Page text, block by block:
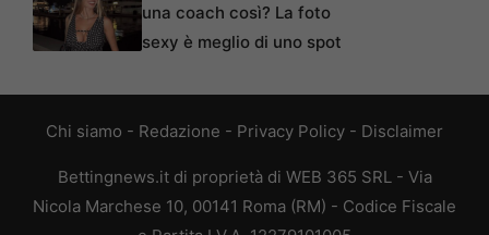
una coach così? La foto
sexy è meglio di uno spot
Chi siamo - Redazione - Privacy Policy - Disclaimer
Bettingnews.it di proprietà di WEB 365 SRL - Via
Nicola Marchese 10, 00141 Roma (RM) - Codice Fiscale